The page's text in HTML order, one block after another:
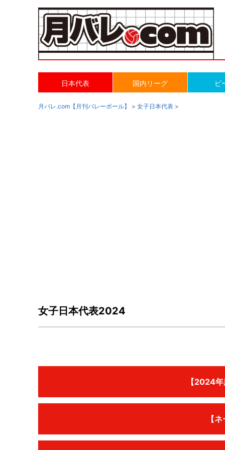
日本代表 国内リーグ ビ
月バレ.com【月刊バレーボール】 > 女子日本代表 >
女子日本代表2024
【2024
【